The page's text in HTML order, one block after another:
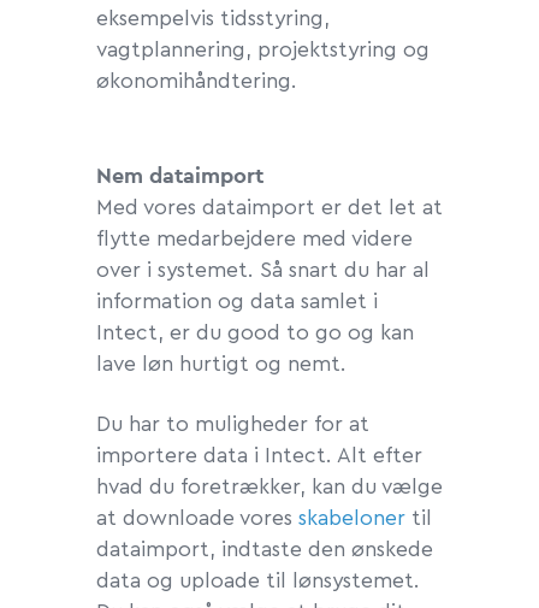
eksempelvis tidsstyring,
vagtplannering, projektstyring og
økonomihåndtering.
Nem dataimport
Med vores dataimport er det let at
flytte medarbejdere med videre
over i systemet. Så snart du har al
information og data samlet i
Intect, er du good to go og kan
lave løn hurtigt og nemt.
Du har to muligheder for at
importere data i Intect. Alt efter
hvad du foretrækker, kan du vælge
at downloade vores skabeloner til
dataimport, indtaste den ønskede
data og uploade til lønsystemet.